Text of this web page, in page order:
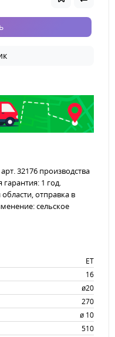
32176 производства
1 год.
отправка в
сельское
ET
16
ø20
270
ø 10
510